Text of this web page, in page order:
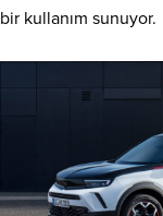
bir kullanım sunuyor.